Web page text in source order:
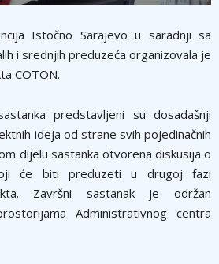
Istočno Sarajevo u saradnji sa
i srednjih preduzeća organizovala je
COTON.
predstavljeni su dosadašnji
ideja od strane svih pojedinačnih
dijelu sastanka otvorena diskusija o
će biti preduzeti u drugoj fazi
Završni sastanak je održan
Administrativnog centra